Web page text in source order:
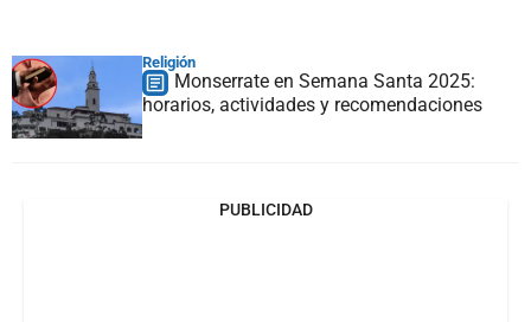
Religión
Monserrate en Semana Santa 2025:
horarios, actividades y recomendaciones
PUBLICIDAD